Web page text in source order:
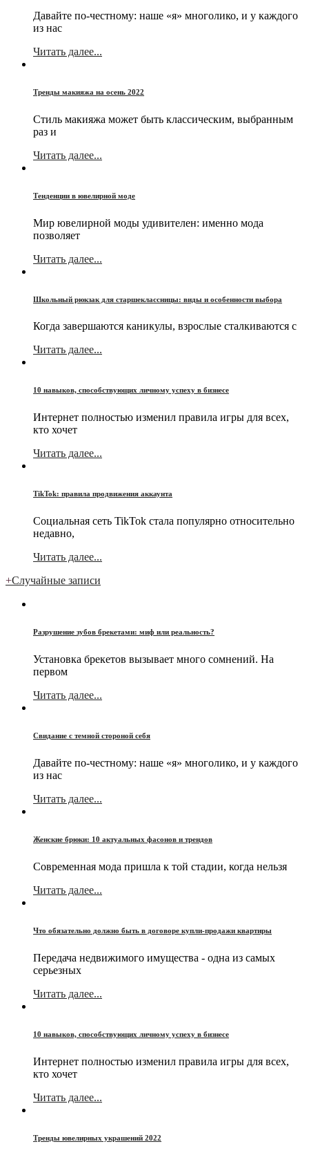
Давайте по-честному: наше «я» многолико, и у каждого
из нас
Читать далее...
Тренды макияжа на осень 2022
Стиль макияжа может быть классическим, выбранным
раз и
Читать далее...
Тенденции в ювелирной моде
Мир ювелирной моды удивителен: именно мода
позволяет
Читать далее...
Школьный рюкзак для старшеклассницы: виды и особенности выбора
Когда завершаются каникулы, взрослые сталкиваются с
Читать далее...
10 навыков, способствующих личному успеху в бизнесе
Интернет полностью изменил правила игры для всех,
кто хочет
Читать далее...
TikTok: правила продвижения аккаунта
Социальная сеть TikTok стала популярно относительно
недавно,
Читать далее...
+Случайные записи
Разрушение зубов брекетами: миф или реальность?
Установка брекетов вызывает много сомнений. На
первом
Читать далее...
Свидание с темной стороной себя
Давайте по-честному: наше «я» многолико, и у каждого
из нас
Читать далее...
Женские брюки: 10 актуальных фасонов и трендов
Современная мода пришла к той стадии, когда нельзя
Читать далее...
Что обязательно должно быть в договоре купли-продажи квартиры
Передача недвижимого имущества - одна из самых
серьезных
Читать далее...
10 навыков, способствующих личному успеху в бизнесе
Интернет полностью изменил правила игры для всех,
кто хочет
Читать далее...
Тренды ювелирных украшений 2022